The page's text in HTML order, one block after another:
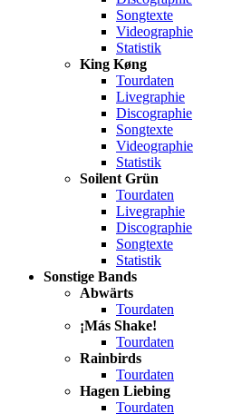
Songtexte
Videographie
Statistik
King Køng
Tourdaten
Livegraphie
Discographie
Songtexte
Videographie
Statistik
Soilent Grün
Tourdaten
Livegraphie
Discographie
Songtexte
Statistik
Sonstige Bands
Abwärts
Tourdaten
¡Más Shake!
Tourdaten
Rainbirds
Tourdaten
Hagen Liebing
Tourdaten